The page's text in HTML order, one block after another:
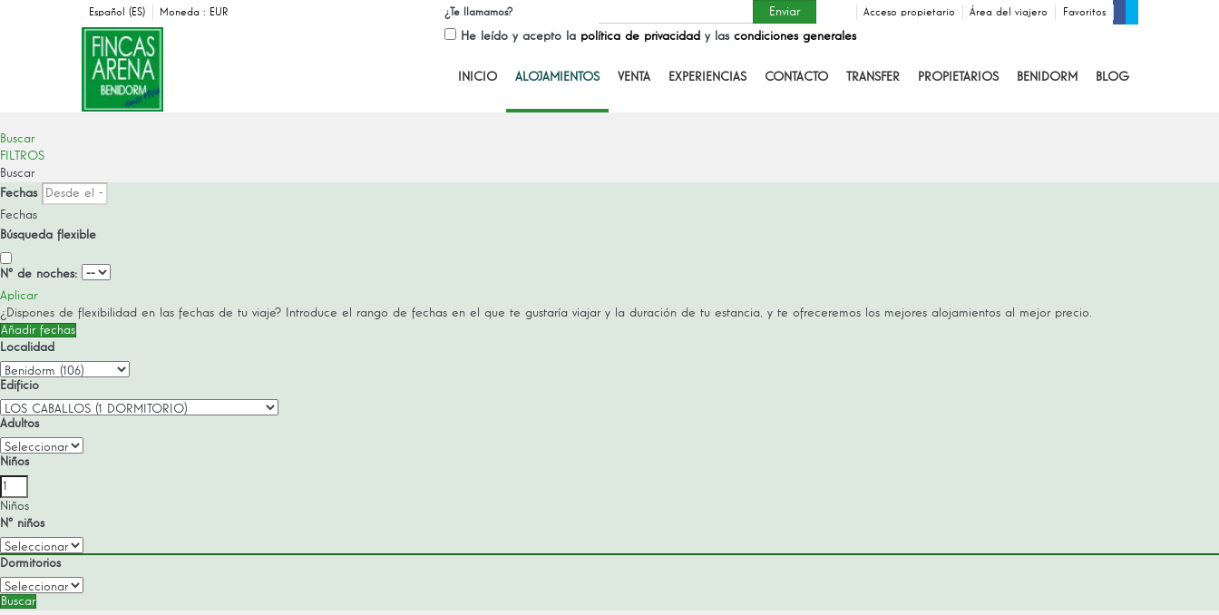
Español (ES) Moneda : EUR Favoritos
Área del viajero
Acceso propietario
¿Te llamamos?
He leído y acepto la política de privacidad y las condiciones generales
INICIO ALOJAMIENTOS VENTA EXPERIENCIAS CONTACTO TRANSFER PROPIETARIOS BENIDORM BLOG
Buscar
FILTROS
Buscar
Fechas
Fechas
Búsqueda flexible
Nº de noches:
Aplicar
¿Dispones de flexibilidad en las fechas de tu viaje?
Introduce el rango de fechas en el que te gustaría viajar y la duración de tu estancia, y te ofreceremos los mejores alojamientos al mejor precio.
Añadir fechas
Localidad
Edificio
Adultos
Niños
Niños
Nº niños
Dormitorios
Buscar